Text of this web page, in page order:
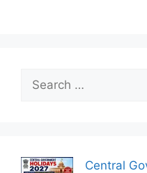
Search
for:
Central